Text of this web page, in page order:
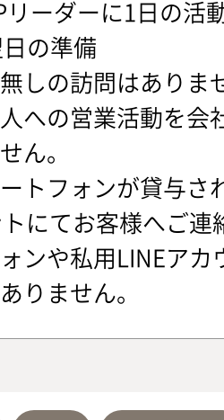
リーダーに1日の活
日の準備
しの訪問はありま
への営業活動を会
ん。
トフォンが貸与さ
にてお客様へご連
ンや私用LINEアカ
りません。